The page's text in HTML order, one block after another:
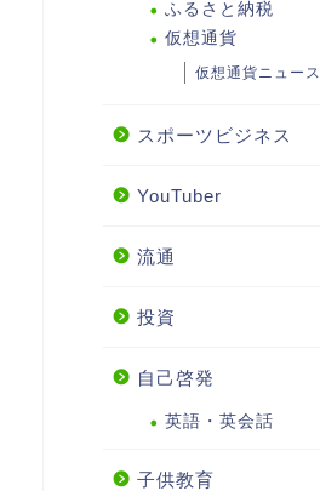
ふるさと納税
仮想通貨
仮想通貨ニュース
スポーツビジネス
YouTuber
流通
投資
自己啓発
英語・英会話
子供教育